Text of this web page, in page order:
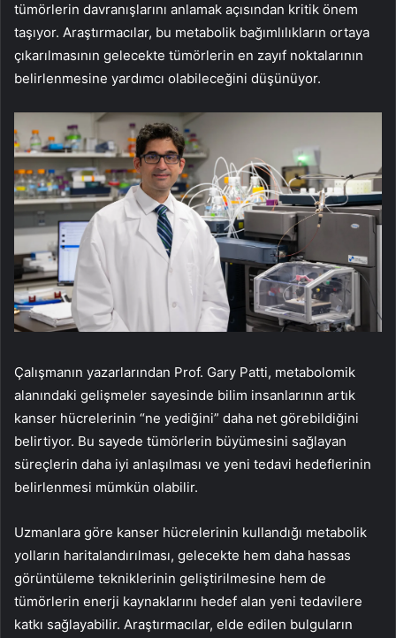
tümörlerin davranışlarını anlamak açısından kritik önem
taşıyor. Araştırmacılar, bu metabolik bağımlılıkların ortaya
çıkarılmasının gelecekte tümörlerin en zayıf noktalarının
belirlenmesine yardımcı olabileceğini düşünüyor.
Çalışmanın yazarlarından Prof. Gary Patti, metabolomik
alanındaki gelişmeler sayesinde bilim insanlarının artık
kanser hücrelerinin “ne yediğini” daha net görebildiğini
belirtiyor. Bu sayede tümörlerin büyümesini sağlayan
süreçlerin daha iyi anlaşılması ve yeni tedavi hedeflerinin
belirlenmesi mümkün olabilir.
Uzmanlara göre kanser hücrelerinin kullandığı metabolik
yolların haritalandırılması, gelecekte hem daha hassas
görüntüleme tekniklerinin geliştirilmesine hem de
tümörlerin enerji kaynaklarını hedef alan yeni tedavilere
katkı sağlayabilir. Araştırmacılar, elde edilen bulguların